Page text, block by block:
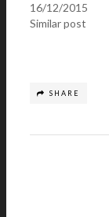
16/12/2015
Similar post
SHARE